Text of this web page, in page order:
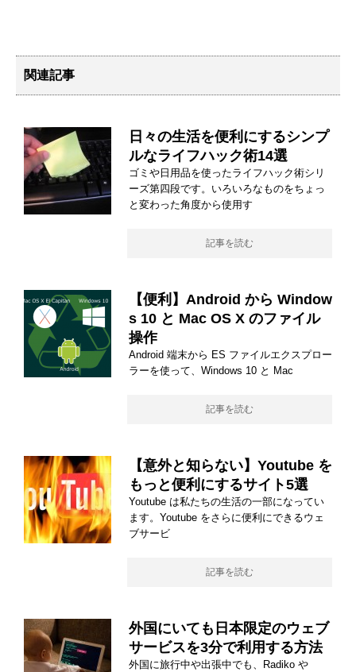
関連記事
日々の生活を便利にするシンプ
ルなライフハック術14選
ゴミや日用品を使ったライフハック術シリ
ーズ第四段です。いろいろなものをちょっ
と変わった角度から使用す
記事を読む
【便利】Android から Window
s 10 と Mac OS X のファイル
操作
Android 端末から ES ファイルエクスプロー
ラーを使って、Windows 10 と Mac
記事を読む
【意外と知らない】Youtube を
もっと便利にするサイト5選
Youtube は私たちの生活の一部になってい
ます。Youtube をさらに便利にできるウェ
ブサービ
記事を読む
外国にいても日本限定のウェブ
サービスを3分で利用する方法
外国に旅行中や出張中でも、Radiko や